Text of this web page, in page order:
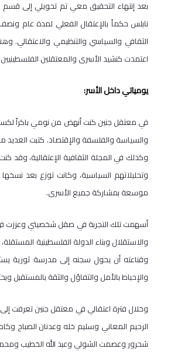
بعد إنتهاء التحقيق معي تم تحويلي إلى
نابلس حكماً بالإعتقال الفعلي لمدة عام
الثقافي والسياسي والتنظيمي والاعتقالي.
اعتمدت كنشيد الأسرى والمعتقلين الفلسطينيين
يومياتي داخل الأسر:
في معتقل جنين كنت أنهض من نومي باكراً
والسياسة والفلسفة والإقتصاد. كتبت العديد
وكذلك في المجلة الثقافية الإعتقالية، وقد
وتحليلاتهم السياسية، وكانت توزع بعد
موسعة بمشاركة جميع الأسرى.
أسهمت تلك التجربة في صقل شخصيتي وعززت
والاستقلال وبناء الدولة الفلسطينية
وقناعته أن يحول سجنه إلى مدرسة ثورية
والإحباط بالأمل والتفاؤل والثقة بالمستقبل
وخلال فترة اعتقالي في معتقل جنين تعرفت
الرحيم المعاني وسليم خله وعدنان الصباح
شحرور وعصمت الشولي وعبد الله الخطيب